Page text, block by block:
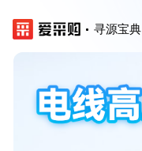
寻源宝典